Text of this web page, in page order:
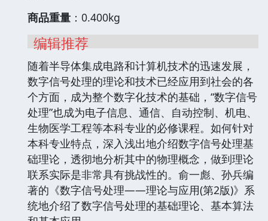
商品重量 ：0.400kg
编辑推荐
随着半导体集成电路和计算机技术的迅速发展，
数字信号处理的理论和技术已经应用到社会的各
个方面，成为整个数字化技术的基础，“数字信号
处理”也成为电子信息、通信、自动控制、机电、
生物医学工程等本科专业的必修课程。如何针对
本科专业特点，深入浅出地介绍数字信号处理基
础理论，透彻地分析其中的物理概念，做到理论
联系实际是非常具有挑战性的。俞一彪、孙兵编
著的《数字信号处理——理论与应用(第2版)》系
统地介绍了数字信号处理的基础理论、基本算法